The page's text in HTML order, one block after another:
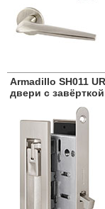
Armadillo SH011
двери c завёрткой